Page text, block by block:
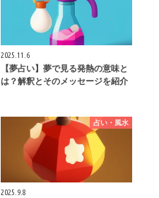
2025.11.6
【夢占い】夢で見る発熱の意味と
は？解釈とそのメッセージを紹介
占い・風水
2025.9.8